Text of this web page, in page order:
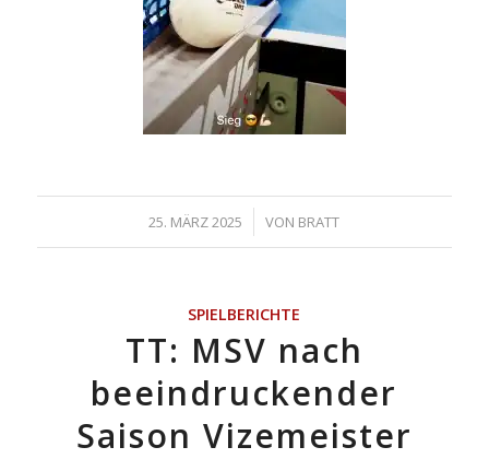
25. MÄRZ 2025
/ VON BRATT
SPIELBERICHTE
TT: MSV nach
beeindruckender
Saison Vizemeister